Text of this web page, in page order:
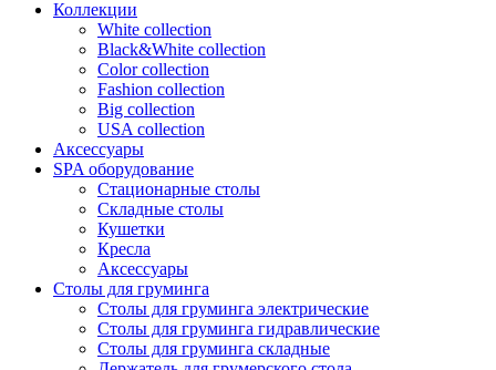
Коллекции
White collection
Black&White collection
Color collection
Fashion collection
Big collection
USA collection
Аксессуары
SPA оборудование
Стационарные столы
Складные столы
Кушетки
Кресла
Аксессуары
Столы для груминга
Столы для груминга электрические
Столы для груминга гидравлические
Столы для груминга складные